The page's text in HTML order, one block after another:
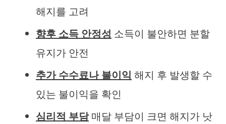
해지를 고려
향후 소득 안정성 소득이 불안하면 분할
유지가 안전
추가 수수료나 불이익 해지 후 발생할 수
있는 불이익을 확인
심리적 부담매달 부담이 크면 해지가 낫